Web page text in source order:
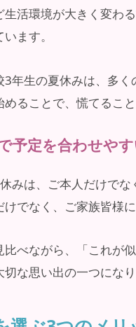
生活環境が大きく変わ
ます。
年生の夏休みは、多く
ることで、慌てるこ
予定を合わせや
みは、ご本人だけで
でなく、ご家族皆様
比べながら、「これが
な思い出の一つになり